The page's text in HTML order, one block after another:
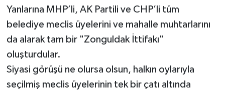
Yanlarına MHP’li, AK Partili ve CHP’li tüm
belediye meclis üyelerini ve mahalle muhtarlarını
da alarak tam bir "Zonguldak İttifakı"
oluşturdular.
​Siyasi görüşü ne olursa olsun, halkın oylarıyla
seçilmiş meclis üyelerinin tek bir çatı altında